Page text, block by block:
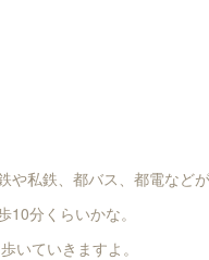
や私鉄、都バス、都電など
分くらいかな。
いていきますよ。